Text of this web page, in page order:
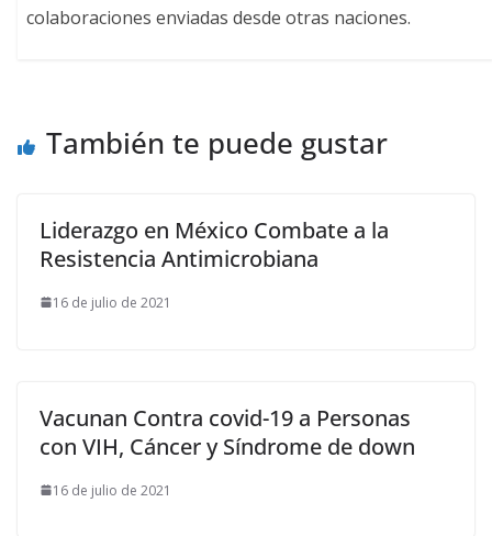
colaboraciones enviadas desde otras naciones.
También te puede gustar
Liderazgo en México Combate a la
Resistencia Antimicrobiana
16 de julio de 2021
Vacunan Contra covid-19 a Personas
con VIH, Cáncer y Síndrome de down
16 de julio de 2021